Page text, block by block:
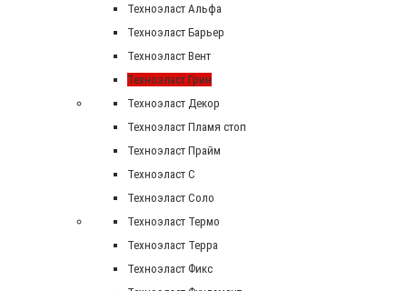
Техноэласт Альфа
Техноэласт Барьер
Техноэласт Вент
Техноэласт Грин
Техноэласт Декор
Техноэласт Пламя стоп
Техноэласт Прайм
Техноэласт С
Техноэласт Соло
Техноэласт Термо
Техноэласт Терра
Техноэласт Фикс